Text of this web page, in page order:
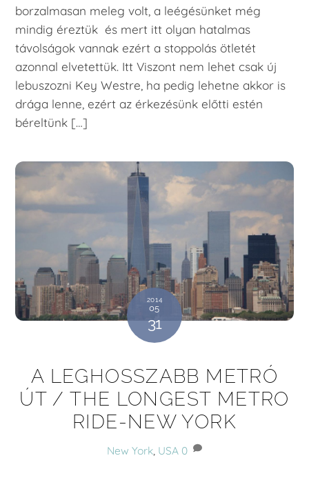
borzalmasan meleg volt, a leégésünket még
mindig éreztük és mert itt olyan hatalmas
távolságok vannak ezért a stoppolás ötletét
azonnal elvetettük. Itt Viszont nem lehet csak új
lebuszozni Key Westre, ha pedig lehetne akkor is
drága lenne, ezért az érkezésünk előtti estén
béreltünk […]
2014
05
31
A LEGHOSSZABB METRÓ
ÚT / THE LONGEST METRO
RIDE-NEW YORK
New York, USA 0